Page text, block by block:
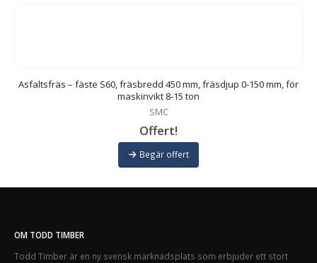
Asfaltsfräs – fäste S60, fräsbredd 450 mm, fräsdjup 0-150 mm, för
maskinvikt 8-15 ton
SMC
Offert!
Begär offert
OM TODD TIMBER
Todd Timber är en ny svensk marknadsplats som erbjuder ett stort